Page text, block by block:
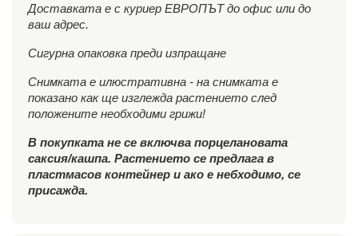
Доставката е с куриер ЕВРОПЪТ до офис или до
ваш адрес.
Сигурна опаковка преди изпращане
Снимката е илюстративна - на снимката е
показано как ще изглежда растението след
положените необходими грижи!
В покупката не се включва порцелановата
саксия/кашпа. Растението се предлага в
пластмасов контейнер и ако е небходимо, се
присажда.